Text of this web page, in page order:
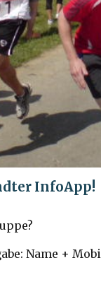
InfoApp!
Name +